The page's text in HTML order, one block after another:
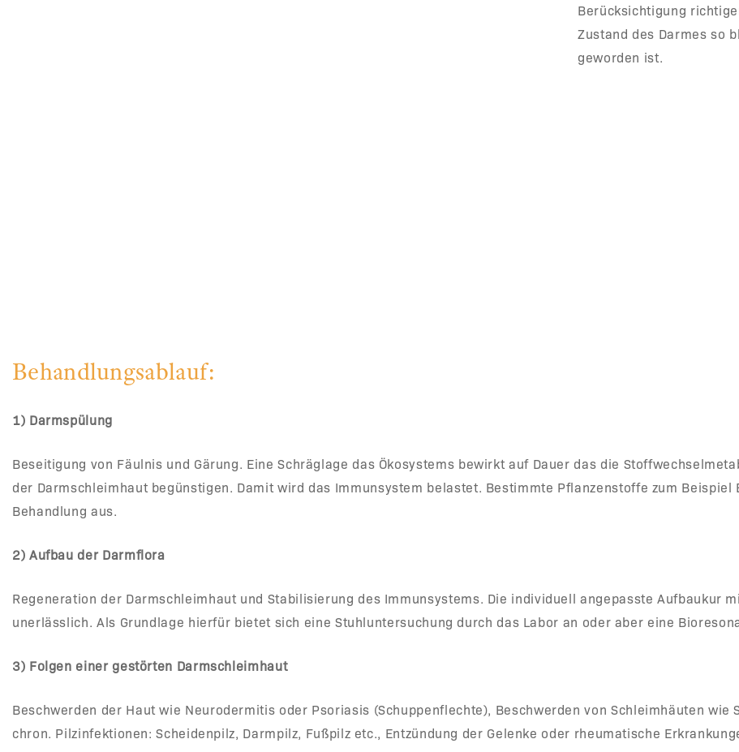
Berücksichtigung
Zustand des Darmes so
geworden ist.
Behandlungsablauf:
1) Darmspülung
Beseitigung von Fäulnis und Gärung. Eine Schräglage das Ökosystems bewirkt auf Dauer das die
der Darmschleimhaut begünstigen. Damit wird das Immunsystem belastet. Bestimmte Pflanzenstoffe zum
Behandlung aus.
2) Aufbau der Darmflora
Regeneration der Darmschleimhaut und Stabilisierung des Immunsystems. Die individuell angepasste Aufbaukur
unerlässlich. Als Grundlage hierfür bietet sich eine Stuhluntersuchung durch das Labor an oder aber eine
3) Folgen einer gestörten Darmschleimhaut
Beschwerden der Haut wie Neurodermitis oder Psoriasis (Schuppenflechte), Beschwerden von Schleimhäuten
chron. Pilzinfektionen: Scheidenpilz, Darmpilz, Fußpilz etc., Entzündung der Gelenke oder rheumatische